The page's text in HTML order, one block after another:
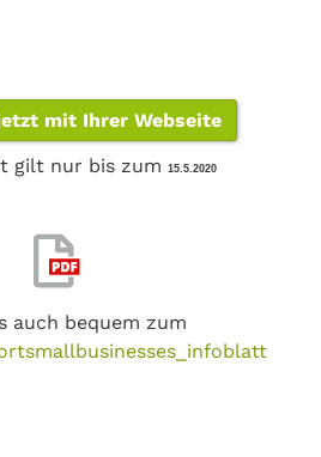
mit Ihrer Webseite
gilt nur bis zum
15.5.2020
auch bequem zum